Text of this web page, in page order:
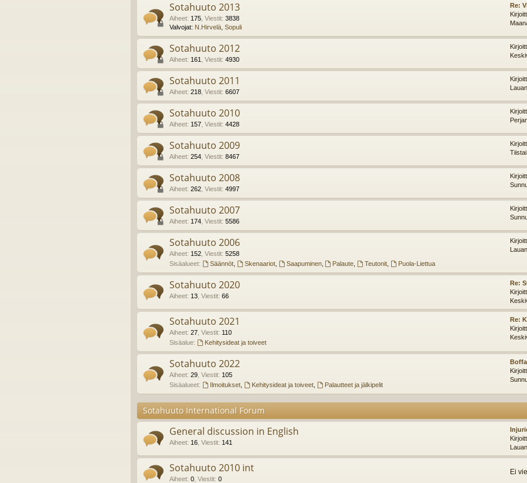
Sotahuuto 2013
Aiheet: 175 Viestit: 3838
Valvojat: N.Hirvelä Sopuli
Re:
Sotahuuto 2012
Aiheet: 161 Viestit: 4930
Sotahuuto 2011
Aiheet: 218 Viestit: 6607
Sotahuuto 2010
Aiheet: 157 Viestit: 4428
Sotahuuto 2009
Aiheet: 254 Viestit: 8467
Sotahuuto 2008
Aiheet: 262 Viestit: 4997
Sotahuuto 2007
Aiheet: 174 Viestit: 5586
Sotahuuto 2006
Aiheet: 152 Viestit: 5258
Sisäalueet:
Säännöt, Skenaariot, Saapuminen, Palaute Teutonit Puola-Liettua
Sotahuuto 2020
Aiheet: 13 Viestit: 66
Re:
Sotahuuto 2021
Aiheet: 27 Viestit: 110
Sisäalue:
Kehitysideat ja toiveet
Re:
Sotahuuto 2022
Aiheet: 29 Viestit: 105
Sisäalueet:
Ilmoitukset, Kehitysideat ja toiveet, Palautteet ja jälkipelit
Sotahuuto International Forum
General discussion in English
Aiheet: 16 Viestit: 141
Sotahuuto 2010 int
Aiheet: 0 Viestit: 0
Ei